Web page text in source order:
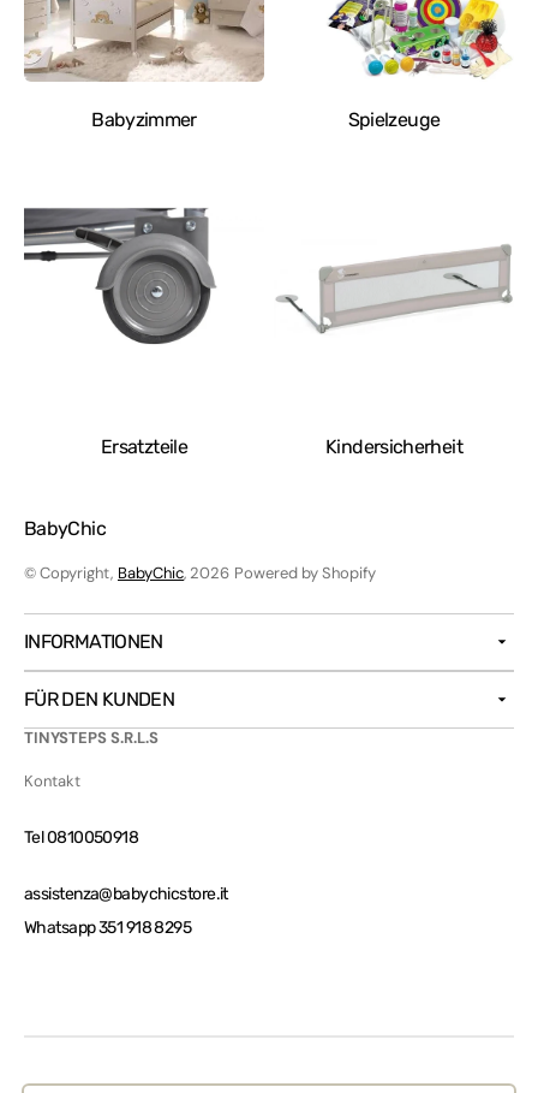
Babyzimmer Spielzeuge
Ersatzteile Kindersicherheit
BabyChic
© Copyright, BabyChic, 2026 Powered by Shopify
INFORMATIONEN
FÜR DEN KUNDEN
TINYSTEPS S.R.L.S
Kontakt
Tel 0810050918
assistenza@babychicstore.it
Whatsapp 351 918 8295